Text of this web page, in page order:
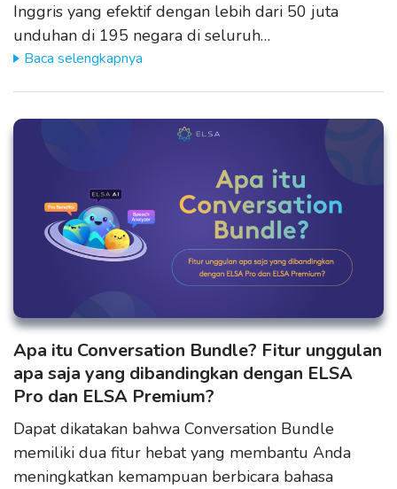
Inggris yang efektif dengan lebih dari 50 juta
unduhan di 195 negara di seluruh…
Baca selengkapnya
Apa itu Conversation Bundle? Fitur unggulan
apa saja yang dibandingkan dengan ELSA
Pro dan ELSA Premium?
Dapat dikatakan bahwa Conversation Bundle
memiliki dua fitur hebat yang membantu Anda
meningkatkan kemampuan berbicara bahasa